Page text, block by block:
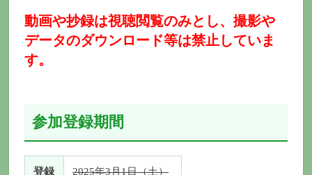
動画や抄録は視聴閲覧のみとし、撮影や
データのダウンロード等は禁止していま
す。
参加登録期間
登録
2025年3月1日（土）